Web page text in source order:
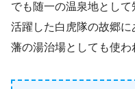
でも随一の温泉地とし
活躍した白虎隊の故郷
藩の湯治場としても使わ